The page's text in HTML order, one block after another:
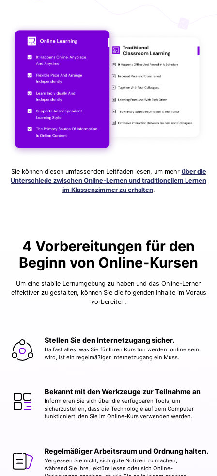
Sie können diesen umfassenden Leitfaden lesen, um mehr über die
Unterschiede zwischen Online-Lernen und traditionellem Lernen
im Klassenzimmer zu erhalten.
4 Vorbereitungen für den
Beginn von Online-Kursen
Um eine stabile Lernumgebung zu haben und das Online-Lernen
effektiver zu gestalten, können Sie die folgenden Inhalte im Voraus
vorbereiten.
Stellen Sie den Internetzugang sicher.
Da fast alles, was Sie für Ihren Kurs tun werden, online sein
wird, ist ein regelmäßiger Internetzugang ein Muss.
Bekannt mit den Werkzeuge zur Teilnahme an
Informieren Sie sich über die verfügbaren Tools, um
sicherzustellen, dass die Technologie auf dem Computer
funktioniert, den Sie im Online-Kurs verwenden werden.
Regelmäßiger Arbeitsraum und Ordnung halten.
Vergessen Sie nicht, sich gute Notizen zu machen,
während Sie Ihre Lektüre lesen oder sich Online-